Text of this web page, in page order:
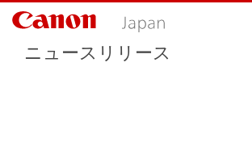
ニュースリリース